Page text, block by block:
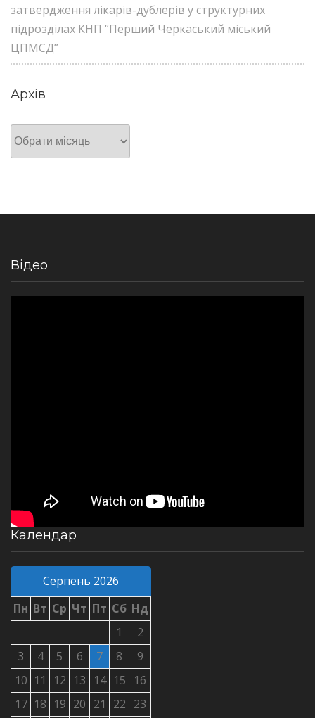
затвердження лікарів-дублерів у структурних
підрозділах КНП “Перший Черкаський міський
ЦПМСД”
Архів
Архів
Відео
Календар
Серпень 2026
Пн Вт Ср Чт Пт Сб Нд
1
2
3
4 5 6 7 8
9
10 11 12 13 14 15
16
17 18 19 20 21 22 23